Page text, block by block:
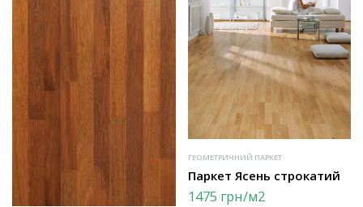
ГЕОМЕТРИЧНИЙ ПАРКЕТ
Паркет Ясень строкатий
1475 грн/м2